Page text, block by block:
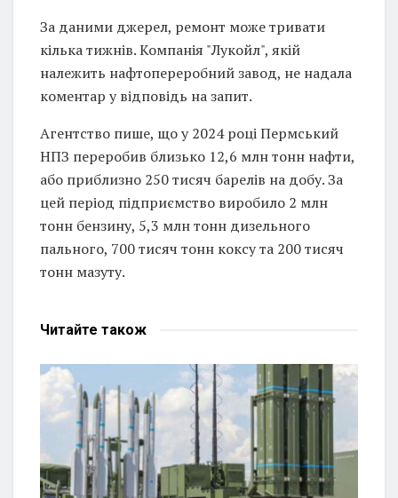
За даними джерел, ремонт може тривати
кілька тижнів. Компанія "Лукойл", якій
належить нафтопереробний завод, не надала
коментар у відповідь на запит.
Агентство пише, що у 2024 році Пермський
НПЗ переробив близько 12,6 млн тонн нафти,
або приблизно 250 тисяч барелів на добу. За
цей період підприємство виробило 2 млн
тонн бензину, 5,3 млн тонн дизельного
пального, 700 тисяч тонн коксу та 200 тисяч
тонн мазуту.
Читайте також